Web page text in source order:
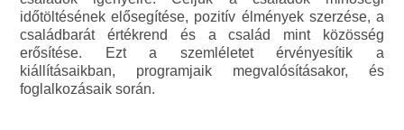
időtöltésének elősegítése, pozitív élmények szerzése, a
családbarát értékrend és a család mint közösség
erősítése. Ezt a szemléletet érvényesítik a
kiállításaikban, programjaik megvalósításakor, és
foglalkozásaik során.